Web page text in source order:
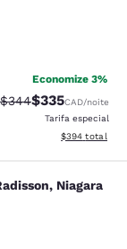
1820 avaliações
Economize 3%
Tarifa anterior
$344Tarifa com
$335CAD/noite
Tarifa especial
Exibir
$394 total
Niagara
1526 avaliações